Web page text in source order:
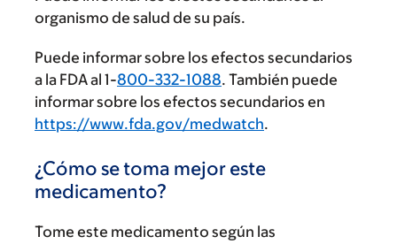
organismo de salud de su país.
Puede informar sobre los efectos secundarios
a la FDA al 1-800-332-1088. También puede
informar sobre los efectos secundarios en
https://www.fda.gov/medwatch.
¿Cómo se toma mejor este
medicamento?
Tome este medicamento según las